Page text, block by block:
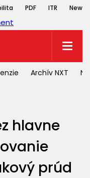
PDF ITR
Archív NXT
hlavne
prúd